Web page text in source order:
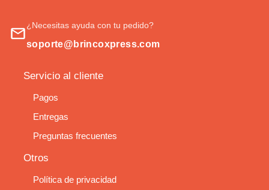
¿Necesitas ayuda con tu pedido?
soporte@brincoxpress.com
Servicio al cliente
Pagos
Entregas
Preguntas frecuentes
Otros
Política de privacidad